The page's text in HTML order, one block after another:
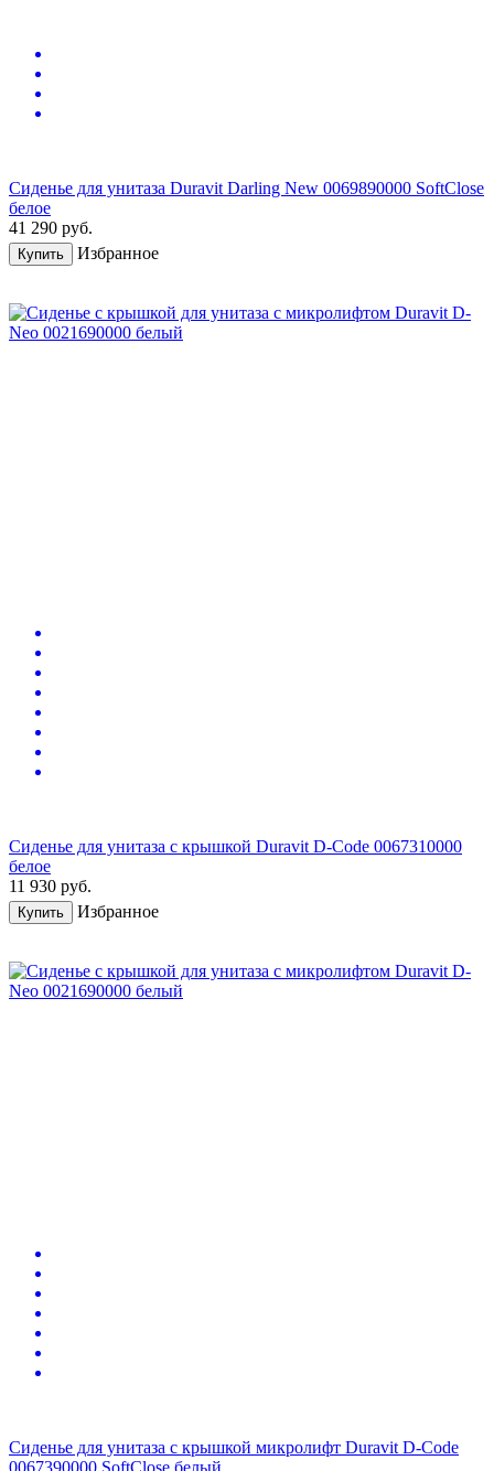
Сиденье для унитаза Duravit Darling New 0069890000 SoftClose
белое
41 290 руб.
Купить Избранное
Сиденье для унитаза с крышкой Duravit D-Code 0067310000
белое
11 930 руб.
Купить Избранное
Сиденье для унитаза с крышкой микролифт Duravit D-Code